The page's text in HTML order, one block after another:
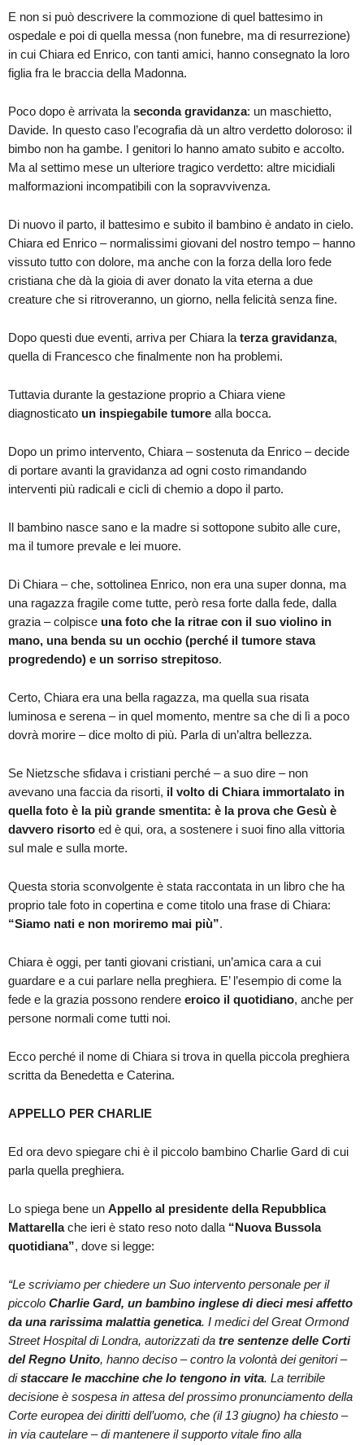
E non si può descrivere la commozione di quel battesimo in
ospedale e poi di quella messa (non funebre, ma di resurrezione)
in cui Chiara ed Enrico, con tanti amici, hanno consegnato la loro
figlia fra le braccia della Madonna.
Poco dopo è arrivata la seconda gravidanza: un maschietto,
Davide. In questo caso l’ecografia dà un altro verdetto doloroso: il
bimbo non ha gambe. I genitori lo hanno amato subito e accolto.
Ma al settimo mese un ulteriore tragico verdetto: altre micidiali
malformazioni incompatibili con la sopravvivenza.
Di nuovo il parto, il battesimo e subito il bambino è andato in cielo.
Chiara ed Enrico – normalissimi giovani del nostro tempo – hanno
vissuto tutto con dolore, ma anche con la forza della loro fede
cristiana che dà la gioia di aver donato la vita eterna a due
creature che si ritroveranno, un giorno, nella felicità senza fine.
Dopo questi due eventi, arriva per Chiara la terza gravidanza,
quella di Francesco che finalmente non ha problemi.
Tuttavia durante la gestazione proprio a Chiara viene
diagnosticato un inspiegabile tumore alla bocca.
Dopo un primo intervento, Chiara – sostenuta da Enrico – decide
di portare avanti la gravidanza ad ogni costo rimandando
interventi più radicali e cicli di chemio a dopo il parto.
Il bambino nasce sano e la madre si sottopone subito alle cure,
ma il tumore prevale e lei muore.
Di Chiara – che, sottolinea Enrico, non era una super donna, ma
una ragazza fragile come tutte, però resa forte dalla fede, dalla
grazia – colpisce una foto che la ritrae con il suo violino in
mano, una benda su un occhio (perché il tumore stava
progredendo) e un sorriso strepitoso.
Certo, Chiara era una bella ragazza, ma quella sua risata
luminosa e serena – in quel momento, mentre sa che di lì a poco
dovrà morire – dice molto di più. Parla di un’altra bellezza.
Se Nietzsche sfidava i cristiani perché – a suo dire – non
avevano una faccia da risorti, il volto di Chiara immortalato in
quella foto è la più grande smentita: è la prova che Gesù è
davvero risorto ed è qui, ora, a sostenere i suoi fino alla vittoria
sul male e sulla morte.
Questa storia sconvolgente è stata raccontata in un libro che ha
proprio tale foto in copertina e come titolo una frase di Chiara:
“Siamo nati e non moriremo mai più”.
Chiara è oggi, per tanti giovani cristiani, un’amica cara a cui
guardare e a cui parlare nella preghiera. E’ l’esempio di come la
fede e la grazia possono rendere eroico il quotidiano, anche per
persone normali come tutti noi.
Ecco perché il nome di Chiara si trova in quella piccola preghiera
scritta da Benedetta e Caterina.
APPELLO PER CHARLIE
Ed ora devo spiegare chi è il piccolo bambino Charlie Gard di cui
parla quella preghiera.
Lo spiega bene un Appello al presidente della Repubblica
Mattarellache ieri è stato reso noto dalla “Nuova Bussola
quotidiana”, dove si legge:
“Le scriviamo per chiedere un Suo intervento personale per il
piccolo Charlie Gard, un bambino inglese di dieci mesi affetto
da una rarissima malattia genetica. I medici del Great Ormond
Street Hospital di Londra, autorizzati da tre sentenze delle Corti
del Regno Unito, hanno deciso – contro la volontà dei genitori –
distaccare le macchine che lo tengono in vita. La terribile
decisione è sospesa in attesa del prossimo pronunciamento della
Corte europea dei diritti dell’uomo, che (il 13 giugno) ha chiesto –
in via cautelare – di mantenere il supporto vitale fino alla